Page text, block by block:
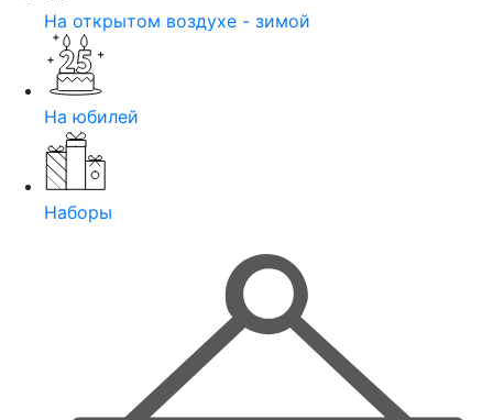
На открытом воздухе - зимой
На юбилей
Наборы